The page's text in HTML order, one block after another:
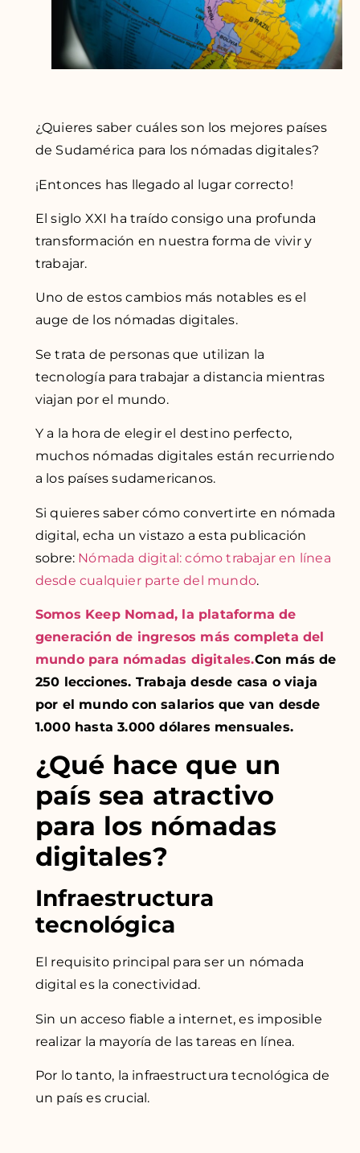
¿Quieres saber cuáles son los mejores países
de Sudamérica para los nómadas digitales?
¡Entonces has llegado al lugar correcto!
El siglo XXI ha traído consigo una profunda
transformación en nuestra forma de vivir y
trabajar.
Uno de estos cambios más notables es el
auge de los nómadas digitales.
Se trata de personas que utilizan la
tecnología para trabajar a distancia mientras
viajan por el mundo.
Y a la hora de elegir el destino perfecto,
muchos nómadas digitales están recurriendo
a los países sudamericanos.
Si quieres saber cómo convertirte en nómada
digital, echa un vistazo a esta publicación
sobre: Nómada digital: cómo trabajar en línea
desde cualquier parte del mundo.
Somos Keep Nomad, la plataforma de
generación de ingresos más completa del
mundo para nómadas digitales.Con más de
250 lecciones. Trabaja desde casa o viaja
por el mundo con salarios que van desde
1.000 hasta 3.000 dólares mensuales.
¿Qué hace que un
país sea atractivo
para los nómadas
digitales?
Infraestructura
tecnológica
El requisito principal para ser un nómada
digital es la conectividad.
Sin un acceso fiable a internet, es imposible
realizar la mayoría de las tareas en línea.
Por lo tanto, la infraestructura tecnológica de
un país es crucial.